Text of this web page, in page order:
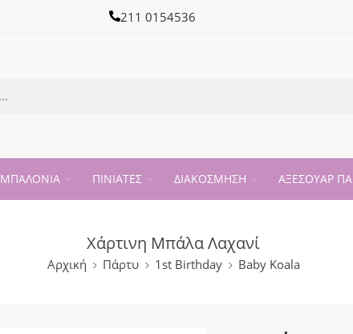
211 0154536
ΜΠΑΛΟΝΙΑ ΠΙΝΙΑΤΕΣ ΔΙΑΚΟΣΜΗΣΗ ΑΞΕΣΟΥΑΡ
Χάρτινη Μπάλα Λαχανί
Αρχική Πάρτυ 1st Birthday Baby Koala